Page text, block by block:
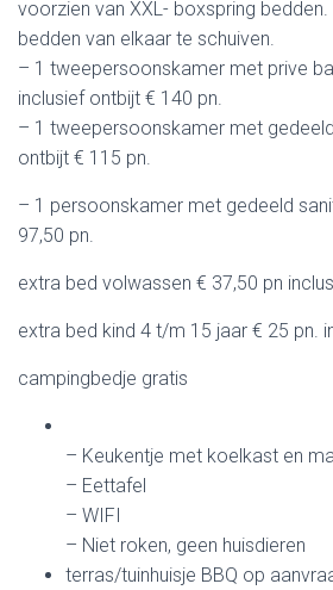
voorzien van XXL- boxspring
bedden van elkaar te schuiven.
– 1 tweepersoonskamer met prive
inclusief ontbijt € 140 pn.
– 1 tweepersoonskamer met
ontbijt € 115 pn.
– 1 persoonskamer met gedeeld
97,50 pn.
extra bed volwassen € 37,50 pn
extra bed kind 4 t/m 15 jaar € 25 pn.
campingbedje gratis
– Keukentje met koelkast en
– Eettafel
– WIFI
– Niet roken, geen huisdieren
terras/tuinhuisje BBQ op